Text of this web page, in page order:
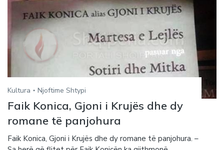
Kultura Njoftime Shtypi
Faik Konica, Gjoni i Krujës dhe dy
romane të panjohura
Faik Konica, Gjoni i Krujës dhe dy romane të panjohura. –